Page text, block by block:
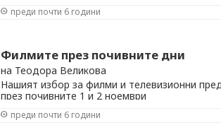
преди почти 6 години
Филмите през почивните дни
на Теодора Великова
Нашият избор за филми и телевизионни
през почивните 1 и 2 ноември
преди почти 6 години